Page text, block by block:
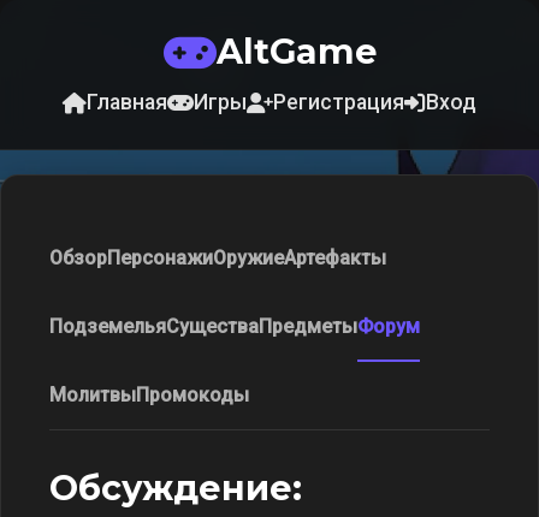
AltGame
Главная Игры Регистрация Вход
ОбзорПерсонажиОружиеАртефакты
ПодземельяСуществаПредметыФорум
МолитвыПромокоды
Обсуждение: